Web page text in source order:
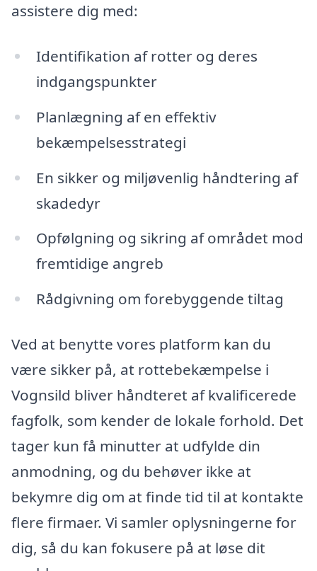
assistere dig med:
Identifikation af rotter og deres
indgangspunkter
Planlægning af en effektiv
bekæmpelsesstrategi
En sikker og miljøvenlig håndtering af
skadedyr
Opfølgning og sikring af området mod
fremtidige angreb
Rådgivning om forebyggende tiltag
Ved at benytte vores platform kan du
være sikker på, at rottebekæmpelse i
Vognsild bliver håndteret af kvalificerede
fagfolk, som kender de lokale forhold. Det
tager kun få minutter at udfylde din
anmodning, og du behøver ikke at
bekymre dig om at finde tid til at kontakte
flere firmaer. Vi samler oplysningerne for
dig, så du kan fokusere på at løse dit